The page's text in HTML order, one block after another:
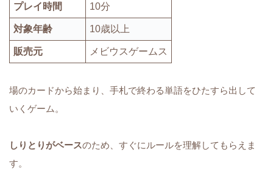
プレイ時間 10分
対象年齢 10歳以上
販売元 メビウスゲームス
場のカードから始まり、手札で終わる単語をひたすら出して
いくゲーム。
しりとりがベースのため、すぐにルールを理解してもらえま
す。